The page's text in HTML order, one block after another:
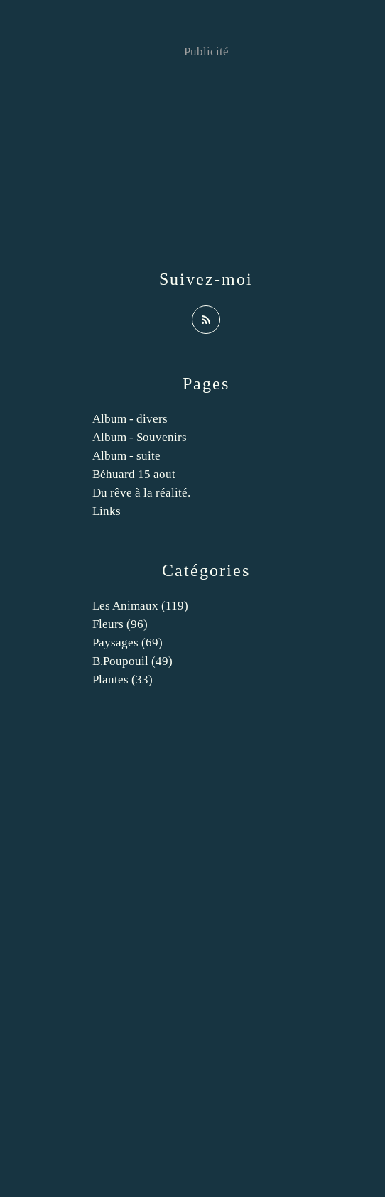
Catégories
Les Animaux (119)
Fleurs (96)
Paysages (69)
B.poupouil (49)
Plantes (33)
Pages
Album - divers
Album - Souvenirs
Album - suite
Béhuard 15 aout
Du rêve à la réalité.
Links
Suivez-moi
Publicité